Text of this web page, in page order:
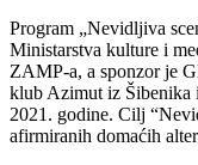
Program „Nevidljiva
Ministarstva kulture i
ZAMP-a, a sponzor je
klub Azimut iz Šibenika
2021. godine. Cilj
afirmiranih domaćih